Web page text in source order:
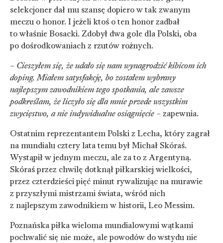
selekcjoner dał mu szansę dopiero w tak zwanym
meczu o honor. I jeżeli ktoś o ten honor zadbał
to właśnie Bosacki. Zdobył dwa gole dla Polski, oba
po dośrodkowaniach z rzutów rożnych.
– Cieszyłem się, że udało się nam wynagrodzić kibicom ich
doping. Miałem satysfakcję, bo zostałem wybrany
najlepszym zawodnikiem tego spotkania, ale zawsze
podkreślam, że liczyło się dla mnie przede wszystkim
zwycięstwo, a nie indywidualne osiągnięcie – zapewnia.
Ostatnim reprezentantem Polski z Lecha, który zagrał
na mundialu cztery lata temu był Michał Skóraś.
Wystąpił w jednym meczu, ale za to z Argentyną.
Skóraś przez chwilę dotknął piłkarskiej wielkości,
przez czterdzieści pięć minut rywalizując na murawie
z przyszłymi mistrzami świata, wśród nich
z najlepszym zawodnikiem w historii, Leo Messim.
Poznańska piłka wieloma mundialowymi wątkami
pochwalić się nie może, ale powodów do wstydu nie